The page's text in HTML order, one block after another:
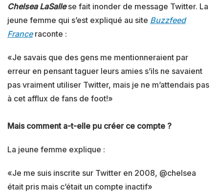
Chelsea LaSallese fait inonder de message Twitter. La
jeune femme qui s’est expliqué au site Buzzfeed
Franceraconte :
«Je savais que des gens me mentionneraient par
erreur en pensant taguer leurs amies s’ils ne savaient
pas vraiment utiliser Twitter, mais je ne m’attendais pas
à cet afflux de fans de foot!»
Mais comment a-t-elle pu créer ce compte ?
La jeune femme explique :
«Je me suis inscrite sur Twitter en 2008, @chelsea
était pris mais c’était un compte inactif»